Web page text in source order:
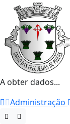
A obter dados...
Administração